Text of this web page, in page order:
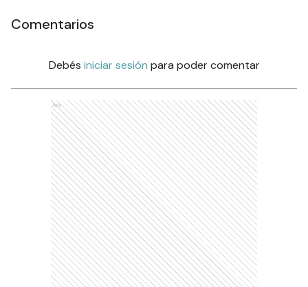
Comentarios
Debés iniciar sesión para poder comentar
Ads